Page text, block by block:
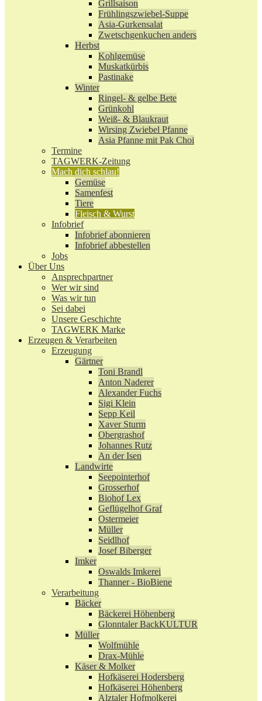
Grillsaison
Frühlingszwiebel-Suppe
Asia-Gurkensalat
Zwetschgenkuchen anders
Herbst
Kohlgemüse
Muskatkürbis
Pastinake
Winter
Ringel- & gelbe Bete
Grünkohl
Weiß- & Blaukraut
Wirsing Zwiebel Pfanne
Asia Pfanne mit Pak Choi
Termine
TAGWERK-Zeitung
Mach dich schlau!
Gemüse
Samenfest
Tiere
Fleisch & Wurst
Infobrief
Infobrief abonnieren
Infobrief abbestellen
Jobs
Über Uns
Ansprechpartner
Wer wir sind
Was wir tun
Sei dabei
Unsere Geschichte
TAGWERK Marke
Erzeugen & Verarbeiten
Erzeugung
Gärtner
Toni Brandl
Anton Naderer
Alexander Fuchs
Sigi Klein
Sepp Keil
Xaver Sturm
Obergrashof
Johannes Rutz
An der Isen
Landwirte
Seepointerhof
Grosserhof
Biohof Lex
Geflügelhof Graf
Ostermeier
Müller
Seidlhof
Josef Biberger
Imker
Oswalds Imkerei
Thanner - BioBiene
Verarbeitung
Bäcker
Bäckerei Höhenberg
Glonntaler BackKULTUR
Müller
Wolfmühle
Drax-Mühle
Käser & Molker
Hofkäserei Hodersberg
Hofkäserei Höhenberg
Alztaler Hofmolkerei